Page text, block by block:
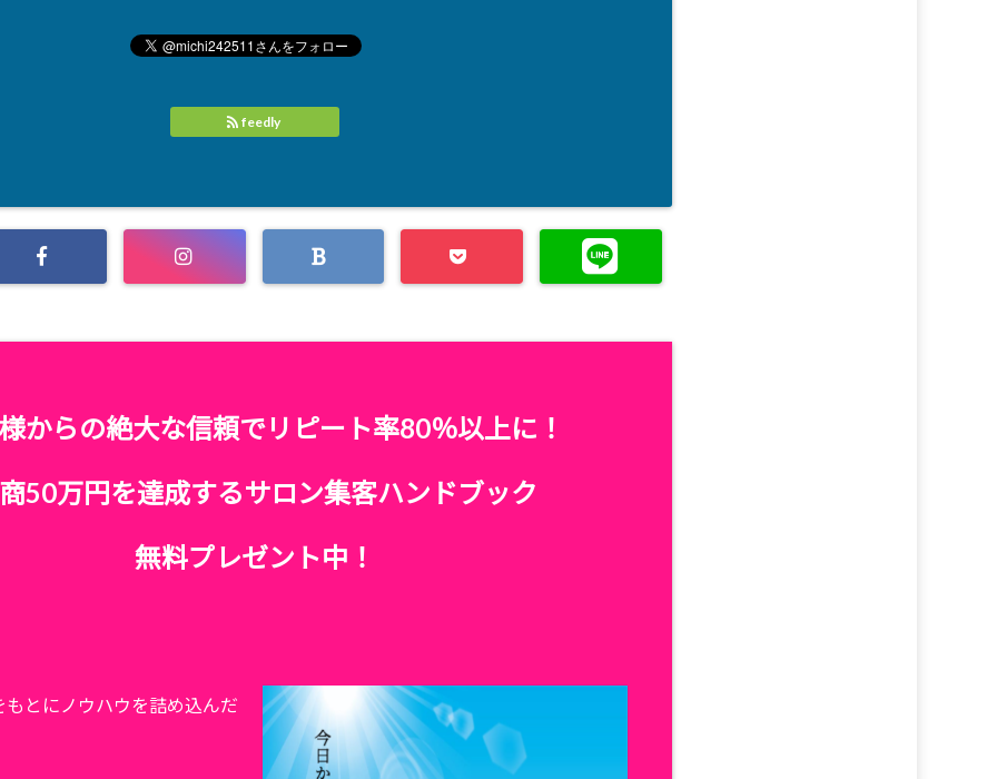
feedly
からの絶大な信頼でリピート率80％以上に！
50万円を達成するサロン集客ハンドブック
無料プレゼント中！
もとにノウハウを詰め込んだ